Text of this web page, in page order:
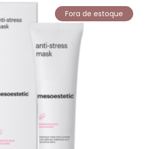
Fora de estoque